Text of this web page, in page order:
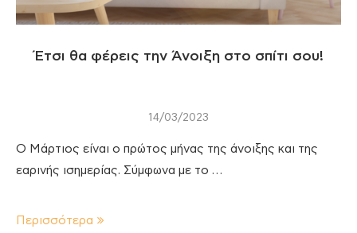
Έτσι θα φέρεις την Άνοιξη στο σπίτι σου!
14/03/2023
Ο Μάρτιος είναι ο πρώτος μήνας της άνοιξης και της
εαρινής ισημερίας. Σύμφωνα με το …
Περισσότερα